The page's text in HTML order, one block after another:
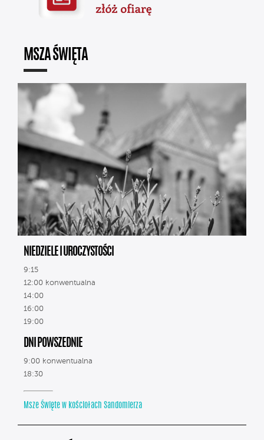
MSZA ŚWIĘTA
NIEDZIELE I UROCZYSTOŚCI
9:15
12:00 konwentualna
14:00
16:00
19:00
DNI POWSZEDNIE
9:00 konwentualna
18:30
Msze Święte w kościołach Sandomierza